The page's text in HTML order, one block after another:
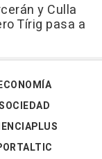
y Culla
Tírig pasa a